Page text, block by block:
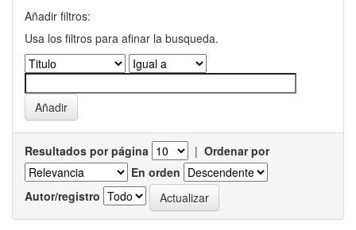
Añadir filtros:
Usa los filtros para afinar la busqueda.
Resultados por página | Ordenar por
En orden
Autor/registro